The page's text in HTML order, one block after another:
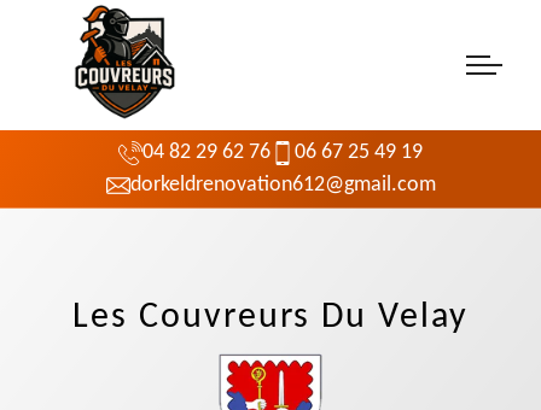
04 82 29 62 76
06 67 25 49 19
dorkeldrenovation612@gmail.com
Les Couvreurs Du Velay